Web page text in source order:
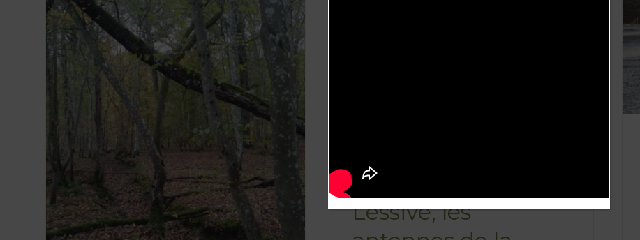
oublié de Wallonie : »
Lessive, les antennes de
la RTT »
Blog Histoire
de Wallonie : »
Lessive, les